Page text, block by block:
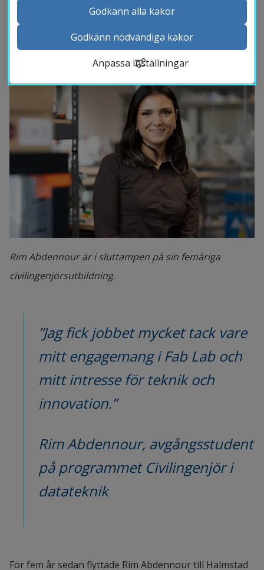
där hon just nu gör sitt examensarbete. Det
låter enkelt, men resan har krävt att hon
själv har tagit sig förbi hinder längs vägen.
Rim Abdennour är i sluttampen på sin femåriga
civilingenjörsutbildning.
”Jag fick jobbet mycket tack vare
mitt engagemang i Fab Lab och
mitt intresse för teknik och
innovation.”
Rim Abdennour, avgångsstudent
på programmet Civilingenjör i
datateknik
För fem år sedan flyttade Rim Abdennour till Halmstad
Kontakta och besök oss
Kalender
Sök personal
Studentwebb
Medarbetarwebb Insidan
Länk till
Godkänn alla kakor
Godkänn nödvändiga kakor
Anpassa inställningar